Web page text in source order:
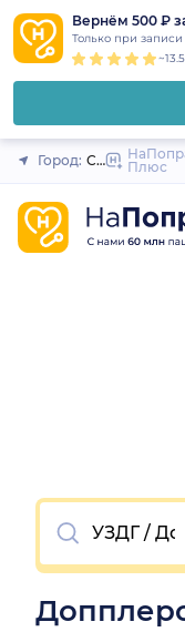
Вернём 500 ₽
Только при
Город: Санкт-Плюс
Очистить